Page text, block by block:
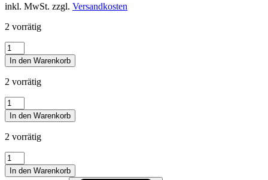
war:
ist:
inkl. MwSt. zzgl. Versandkosten
2 vorrätig
Alpako
Gin
Geschenkset
"Lieblingsstücke"
In den Warenkorb
2 vorrätig
Alpako
Gin
Geschenkset
"Lieblingsstücke"
In den Warenkorb
2 vorrätig
Alpako
Gin
Geschenkset
In den Warenkorb